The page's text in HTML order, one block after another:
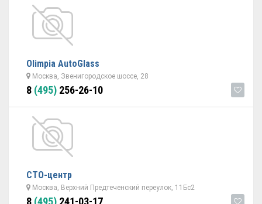
Olimpia AutoGlass
Москва, Звенигородское шоссе, 28
8 (495) 256-26-10
СТО-центр
Москва, Верхний Предтеченский переулок, 11Бс2
8 (495) 241-03-17